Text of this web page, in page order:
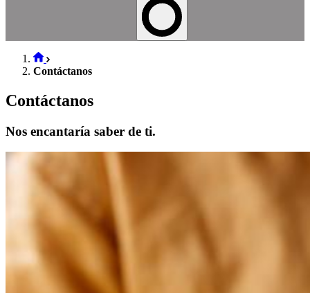
Contáctanos
Contáctanos
Nos encantaría saber de ti.